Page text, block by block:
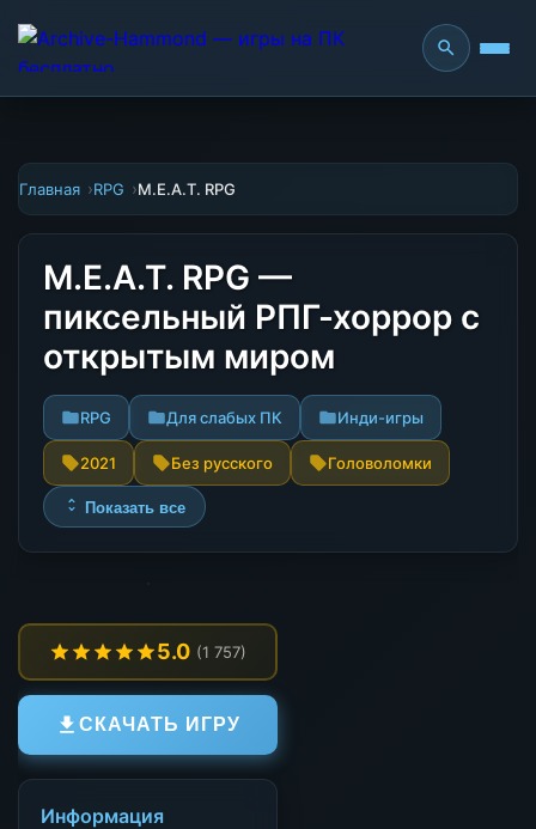
Главная RPG M.E.A.T. RPG
M.E.A.T. RPG —
пиксельный РПГ-хоррор с
открытым миром
RPG Для слабых ПК Инди-игры
2021 Без русского Головоломки
Показать все
5.0 (1 757)
СКАЧАТЬ ИГРУ
Информация